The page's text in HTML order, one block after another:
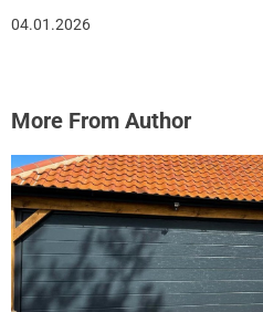
04.01.2026
More From Author